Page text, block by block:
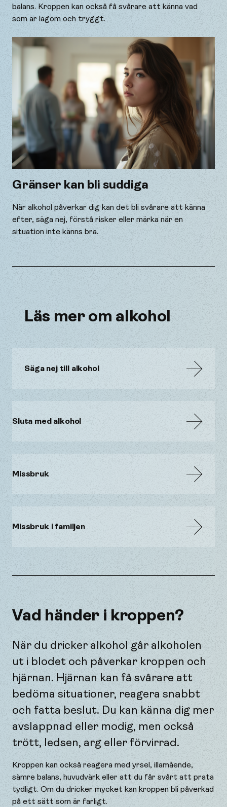
balans. Kroppen kan också få svårare att känna vad
som är lagom och tryggt.
Gränser kan bli suddiga
När alkohol påverkar dig kan det bli svårare att känna
efter, säga nej, förstå risker eller märka när en
situation inte känns bra.
Läs mer om alkohol
Säga nej till alkohol
Sluta med alkohol
Missbruk
Missbruk i familjen
Vad händer i kroppen?
När du dricker alkohol går alkoholen
ut i blodet och påverkar kroppen och
hjärnan. Hjärnan kan få svårare att
bedöma situationer, reagera snabbt
och fatta beslut. Du kan känna dig mer
avslappnad eller modig, men också
trött, ledsen, arg eller förvirrad.
Kroppen kan också reagera med yrsel, illamående,
sämre balans, huvudvärk eller att du får svårt att prata
tydligt. Om du dricker mycket kan kroppen bli påverkad
på ett sätt som är farligt.